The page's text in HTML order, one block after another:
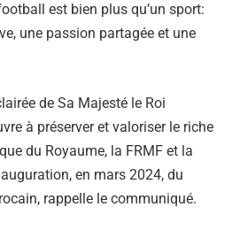
est bien plus qu’un sport:
une passion partagée et une
de Sa Majesté le Roi
à préserver et valoriser le riche
du Royaume, la FRMF et la
en mars 2024, du
rappelle le communiqué.